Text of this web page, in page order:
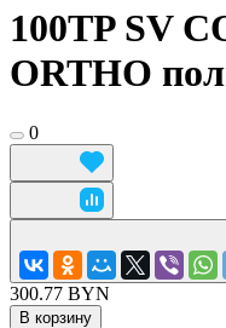
100TP SV
ORTHO
0
300.77 BYN
В корзину